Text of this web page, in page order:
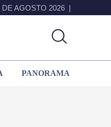
DE AGOSTO 2026
PANORAMA